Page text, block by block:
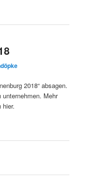
2018“ absagen.
unternehmen. Mehr
hier.